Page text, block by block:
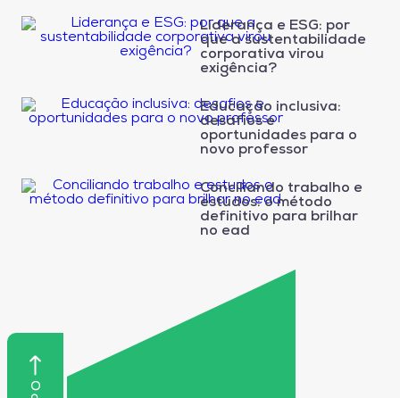
Liderança e ESG: por
que a sustentabilidade
corporativa virou
exigência?
Educação inclusiva:
desafios e
oportunidades para o
novo professor
Conciliando trabalho e
estudos: o método
definitivo para brilhar
no ead